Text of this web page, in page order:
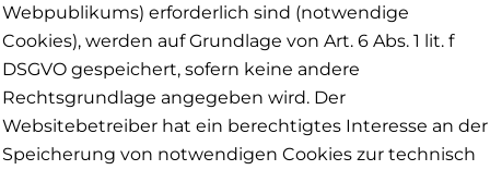
Webpublikums) erforderlich sind (notwendige
Cookies), werden auf Grundlage von Art. 6 Abs. 1 lit. f
DSGVO gespeichert, sofern keine andere
Rechtsgrundlage angegeben wird. Der
Websitebetreiber hat ein berechtigtes Interesse an der
Speicherung von notwendigen Cookies zur technisch